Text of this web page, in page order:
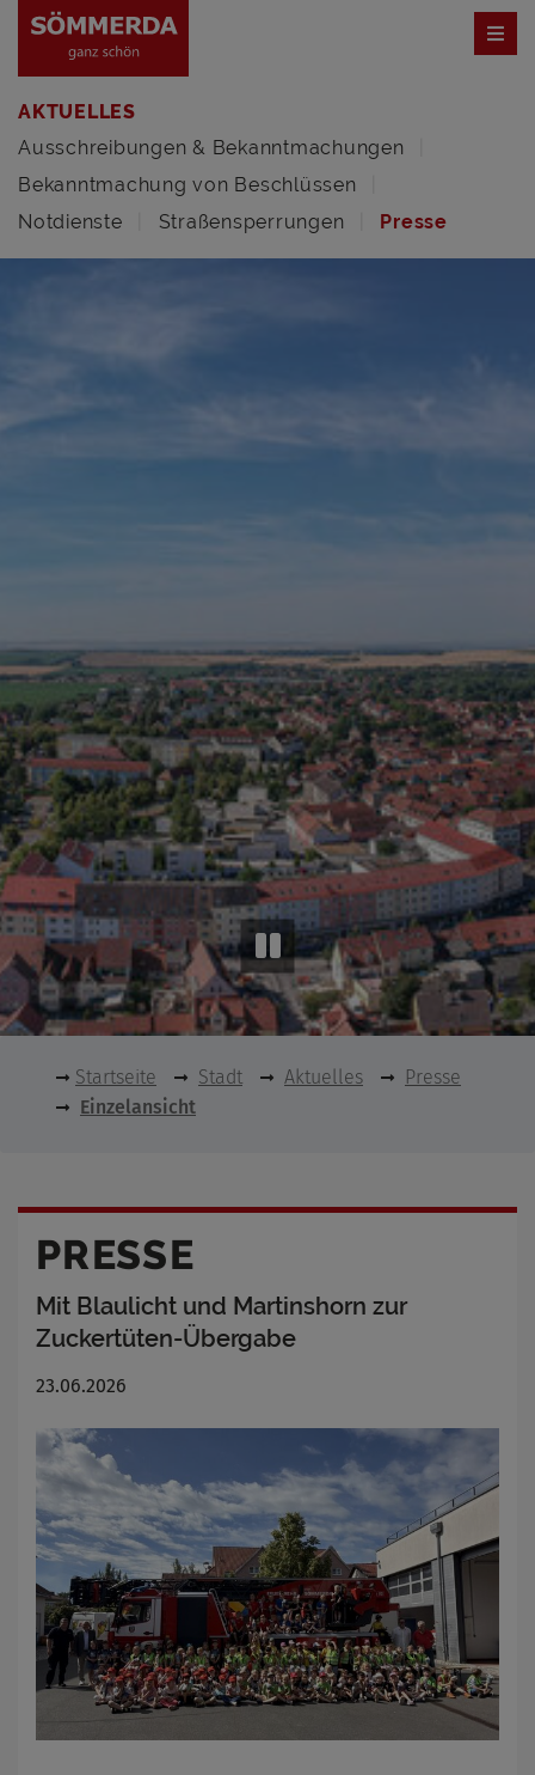
AKTUELLES
Ausschreibungen & Bekanntmachungen
Bekanntmachung von Beschlüssen
Notdienste
Straßensperrungen Presse
Startseite Stadt Aktuelles
Presse
Einzelansicht
PRESSE
Mit Blaulicht und Martinshorn zur
Zuckertüten-Übergabe
23.06.2026